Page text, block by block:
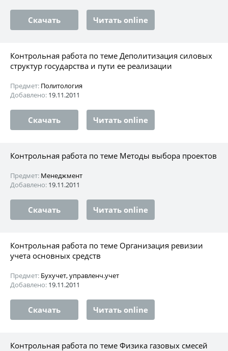
Скачать Читать online
Контрольная работа по теме Деполитизация силовых
структур государства и пути ее реализации
Предмет: Политология
Добавлено: 19.11.2011
Скачать Читать online
Контрольная работа по теме Методы выбора проектов
Предмет: Менеджмент
Добавлено: 19.11.2011
Скачать Читать online
Контрольная работа по теме Организация ревизии
учета основных средств
Предмет: Бухучет, управленч.учет
Добавлено: 19.11.2011
Скачать Читать online
Контрольная работа по теме Физика газовых смесей